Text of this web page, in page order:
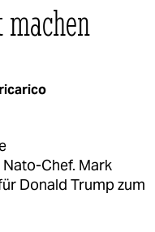
Chef. Mark
Donald Trump zum